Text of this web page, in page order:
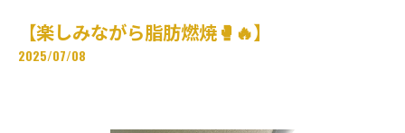
【楽しみながら脂肪燃焼🥊🔥】
2025/07/08